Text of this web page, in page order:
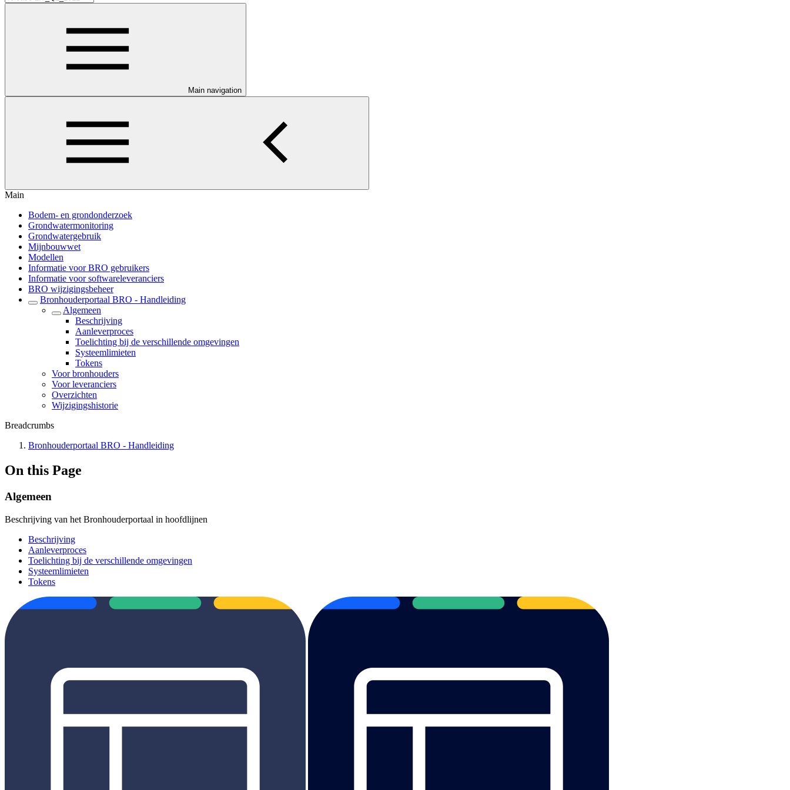
Main navigation
Main
Bodem- en grondonderzoek
Grondwatermonitoring
Grondwatergebruik
Mijnbouwwet
Modellen
Informatie voor BRO gebruikers
Informatie voor softwareleveranciers
BRO wijzigingsbeheer
Bronhouderportaal BRO - Handleiding
Algemeen
Beschrijving
Aanleverproces
Toelichting bij de verschillende omgevingen
Systeemlimieten
Tokens
Voor bronhouders
Voor leveranciers
Overzichten
Wijzigingshistorie
Breadcrumbs
Bronhouderportaal BRO - Handleiding
On this Page
Algemeen
Beschrijving van het Bronhouderportaal in hoofdlijnen
Beschrijving
Aanleverproces
Toelichting bij de verschillende omgevingen
Systeemlimieten
Tokens